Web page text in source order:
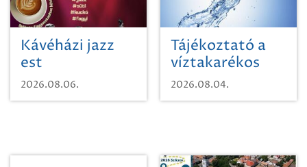
Kávéházi jazz
est
2026.08.06.
Tájékoztató a
víztakarékos
vízhasználatról
2026.08.04.